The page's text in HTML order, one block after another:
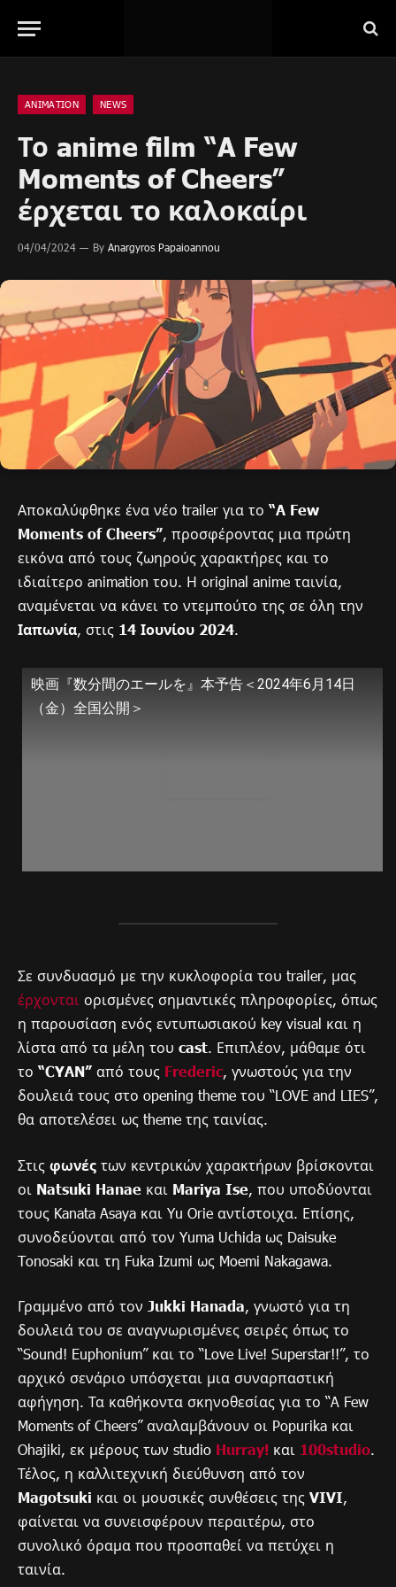
ANIMATION NEWS
Το anime film “A Few
Moments of Cheers”
έρχεται το καλοκαίρι
04/04/2024 By Anargyros Papaioannou
Αποκαλύφθηκε ένα νέο trailer για το “A Few
Moments of Cheers”, προσφέροντας μια πρώτη
εικόνα από τους ζωηρούς χαρακτήρες και το
ιδιαίτερο animation του. Η original anime ταινία,
αναμένεται να κάνει το ντεμπούτο της σε όλη την
Ιαπωνία, στις 14 Ιουνίου 2024.
映画『数分間のエールを』本予告＜2024年6月14日
（金）全国公開＞
Σε συνδυασμό με την κυκλοφορία του trailer, μας
έρχονται ορισμένες σημαντικές πληροφορίες, όπως
η παρουσίαση ενός εντυπωσιακού key visual και η
λίστα από τα μέλη του cast. Επιπλέον, μάθαμε ότι
το “CYAN” από τους Frederic, γνωστούς για την
δουλειά τους στο opening theme του “LOVE and LIES”,
θα αποτελέσει ως theme της ταινίας.
Στις φωνές των κεντρικών χαρακτήρων βρίσκονται
οι Natsuki Hanae και Mariya Ise, που υποδύονται
τους Kanata Asaya και Yu Orie αντίστοιχα. Επίσης,
συνοδεύονται από τον Yuma Uchida ως Daisuke
Tonosaki και τη Fuka Izumi ως Moemi Nakagawa.
Γραμμένο από τον Jukki Hanada, γνωστό για τη
δουλειά του σε αναγνωρισμένες σειρές όπως το
“Sound! Euphonium” και το “Love Live! Superstar!!”, το
αρχικό σενάριο υπόσχεται μια συναρπαστική
αφήγηση. Τα καθήκοντα σκηνοθεσίας για το “A Few
Moments of Cheers” αναλαμβάνουν οι Popurika και
Ohajiki, εκ μέρους των studio Hurray! και 100studio.
Τέλος, η καλλιτεχνική διεύθυνση από τον
Magotsuki και οι μουσικές συνθέσεις της VIVI,
φαίνεται να συνεισφέρουν περαιτέρω, στο
συνολικό όραμα που προσπαθεί να πετύχει η
ταινία.